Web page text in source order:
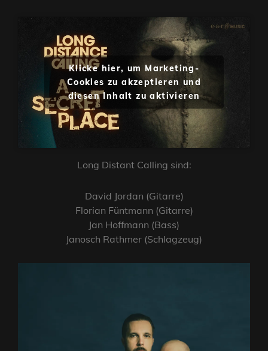
Klicke hier, um Marketing-
Cookies zu akzeptieren und
diesen Inhalt zu aktivieren
Long Distant Calling sind:
David Jordan (Gitarre)
Florian Füntmann (Gitarre)
Jan Hoffmann (Bass)
Janosch Rathmer (Schlagzeug)